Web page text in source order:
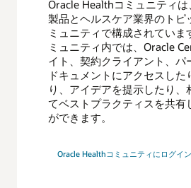
Oracle Healthコミュニティ
製品とヘルスケア業界のトピ
ミュニティで構成されていま
ミュニティ内では、Oracle
イト、契約クライアント、パ
ドキュメントにアクセスした
り、アイデアを提示したり、
てベストプラクティスを共有
ができます。
Oracle Healthコミュニティにログイ